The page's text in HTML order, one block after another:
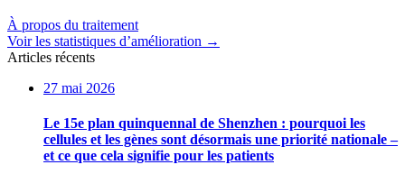
À propos du traitement
Voir les statistiques d’amélioration →
Articles récents
27 mai 2026
Le 15e plan quinquennal de Shenzhen : pourquoi les
cellules et les gènes sont désormais une priorité nationale –
et ce que cela signifie pour les patients